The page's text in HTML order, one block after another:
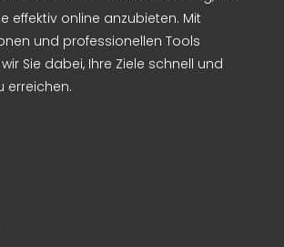
effektiv online anzubieten. Mit
und professionellen Tools
Sie dabei, Ihre Ziele schnell und
erreichen.